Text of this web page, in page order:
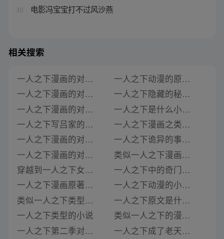
30 电影冯宝宝打不过风沙燕
相关搜索
一人之下漫画的对应小说是什么类型的
一人之下漫画的对应小说名字是什么意思
一人之下漫画的对应小说是什么名字来着
一人之下写吕家的小说是什么类型
一人之下漫画的对应小说叫什么名字啊
一人之下漫画的对应小说叫什么名字来着
穿越到一人之下女主是夏禾的小说是什么类型
一人之下漫画原著是什么小说改编的
类似一人之下类型的小说
一人之下类型的小说
一人之下第二季对应漫画小说
一人之下动漫的原著是什么小说改编的
一人之下隐藏的秘密是什么小说改编的
一人之下是什么小说改编的
一人之下漫画之类的小说
一人之下诡异的事件是什么小说
类似一人之下漫画的小说
一人之下中的奇门法术是什么小说改编的
一人之下动漫的小说原型是什么
一人之下原文是什么小说改编的
类似一人之下的漫画或者小说
一人之下成了老天师的师姐的小说是什么